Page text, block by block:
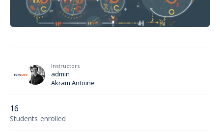
Instructors
admin
Akram Antoine
16
Students enrolled